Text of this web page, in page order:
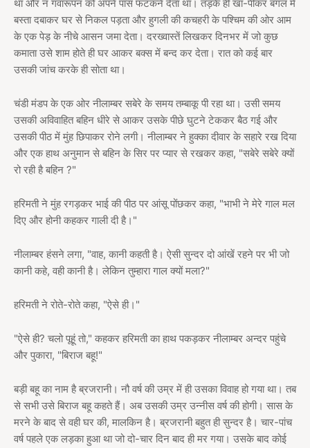
था और न गंवारूपन को अपने पास फटकने देता था। तड़के ही खा-पीकर बगल में
बस्ता दबाकर घर से निकल पड़ता और हुगली की कचहरी के पश्चिम की ओर आम
के एक पेड़ के नीचे आसन जमा देता। दरख्वास्तें लिखकर दिनभर में जो कुछ
कमाता उसे शाम होते ही घर आकर बक्स में बन्द कर देता। रात को कई बार
उसकी जांच करके ही सोता था।
चंडी मंडप के एक ओर नीलाम्बर सबेरे के समय तम्बाकू पी रहा था। उसी समय
उसकी अविवाहित बहिन धीरे से आकर उसके पीछे घुटने टेककर बैठ गई और
उसकी पीठ में मुंह छिपाकर रोने लगी। नीलाम्बर ने हुक्का दीवार के सहारे रख दिया
और एक हाथ अनुमान से बहिन के सिर पर प्यार से रखकर कहा, "सबेरे सबेरे क्यों
रो रही है बहिन ?"
हरिमती ने मुंह रगड़कर भाई की पीठ पर आंसू पोंछकर कहा, "भाभी ने मेरे गाल मल
दिए और होनी कहकर गाली दी है।"
नीलाम्बर हंसने लगा, "वाह, कानी कहती है। ऐसी सुन्दर दो आंखें रहने पर भी जो
कानी कहे, वही कानी है। लेकिन तुम्हारा गाल क्यों मला?"
हरिमती ने रोते-रोते कहा, "ऐसे ही।"
"ऐसे ही? चलो पूहूं तो," कहकर हरिमती का हाथ पकड़कर नीलाम्बर अन्दर पहुंचे
और पुकारा, "बिराज बहू!"
बड़ी बहू का नाम है ब्रजरानी। नौ वर्ष की उम्र में ही उसका विवाह हो गया था। तब
से सभी उसे बिराज बहू कहते हैं। अब उसकी उम्र उन्नीस वर्ष की होगी। सास के
मरने के बाद से वही घर की, मालकिन है। ब्रजरानी बहुत ही सुन्दर है। चार-पांच
वर्ष पहले एक लड़का हुआ था जो दो-चार दिन बाद ही मर गया। उसके बाद कोई